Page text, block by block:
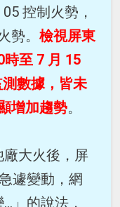
控制火勢，
勢。檢視屏東
時至 7 月 15
數據，皆未
增加趨勢。
廠大火後，屏
遽變動，網
」的說法，